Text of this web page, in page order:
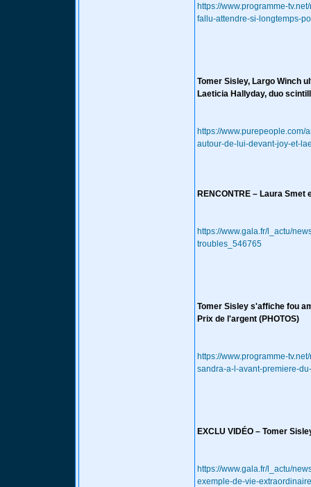
https://www.programme-
fallu-attendre-si-longtemps-
Tomer Sisley, Largo Winch
Laeticia Hallyday, duo
https://
autour-de-lui-devant-joy-et-
RENCONTRE – Laura
https://www.gala.fr/l_actu/
troubles_546765
Tomer Sisley s'affiche fou
Prix de l'argent (PHOTOS)
https://www.programme-
sandra-a-l-avant-premiere-
EXCLU VIDÉO – Tomer
https://www.gala.fr/l_actu/
exemple-de-vie-